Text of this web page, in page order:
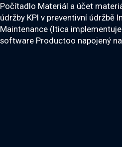
Počítadlo Materiál a účet
údržby KPI v preventivní údržbě
Maintenance (Itica
software Productoo napojený na